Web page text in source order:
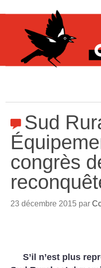
Sud
congrès
23 décembre 2015 par
S’il n’est plus